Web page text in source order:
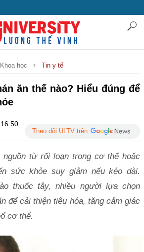
học Tin y tế
ăn thế nào? Hiểu đúng để
Theo dõi ULTV trên
nguồn từ rối loạn trong cơ thể hoặc
sức khỏe suy giảm nếu kéo dài.
thuốc tây, nhiều người lựa chọn
để cải thiện tiêu hóa, tăng cảm giác
cơ thể.